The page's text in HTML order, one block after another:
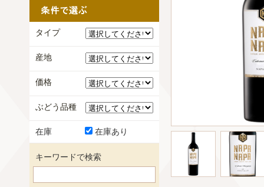
タイプ
産地
価格
ぶどう品種
在庫 在庫あり
キーワードで検索